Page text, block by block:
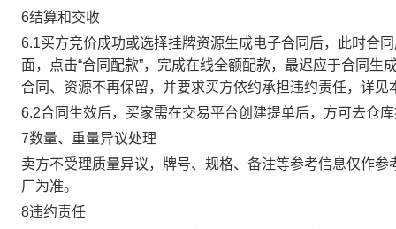
6结算和交收
6.1买方竞价成功或选择挂牌资源生成电子合同后，此时合
面，点击“合同配款”，完成在线全额配款，最迟应于合同
合同、资源不再保留，并要求买方依约承担违约责任，详见
6.2合同生效后，买家需在交易平台创建提单后，方可去仓
7数量、重量异议处理
卖方不受理质量异议，牌号、规格、备注等参考信息仅作
厂为准。
8违约责任